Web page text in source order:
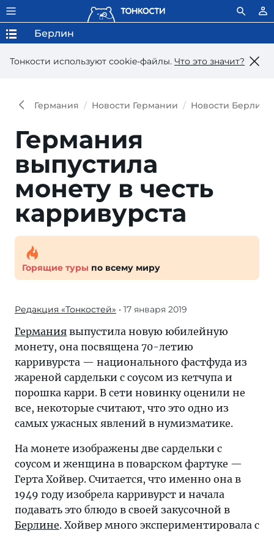
Тонкости используют сookie-файлы. Что это значит?
Берлин
Германия Новости Германии Новости Берлина
Германия
выпустила
монету в честь
карривурста
Горящие туры по всему миру
Редакция «Тонкостей» • 17 января 2019
Германия выпустила новую юбилейную
монету, она посвящена 70-летию
карривурста — национального фастфуда из
жареной сардельки с соусом из кетчупа и
порошка карри. В сети новинку оценили не
все, некоторые считают, что это одно из
самых ужасных явлений в нумизматике.
На монете изображены две сардельки с
соусом и женщина в поварском фартуке —
Герта Хойвер. Считается, что именно она в
1949 году изобрела карривурст и начала
подавать это блюдо в своей закусочной в
Берлине. Хойвер много экспериментировала с